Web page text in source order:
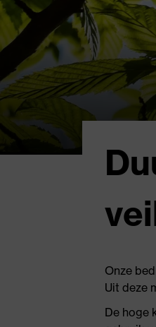
Onze
Uit deze
De hoge